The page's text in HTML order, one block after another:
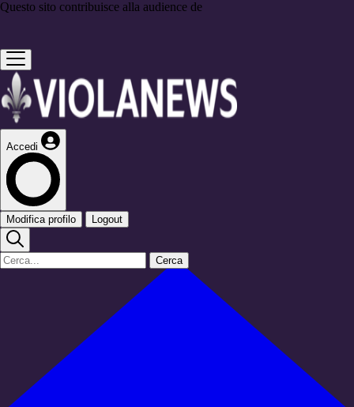
Questo sito contribuisce alla audience de
Accedi
Modifica profilo Logout
Cerca